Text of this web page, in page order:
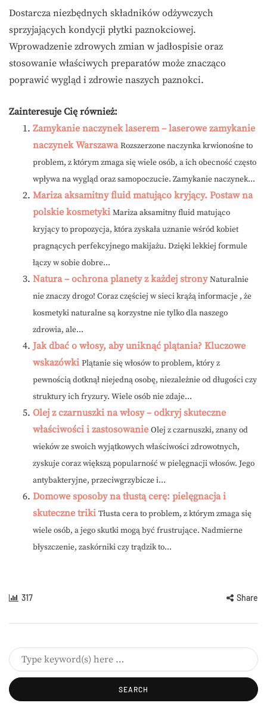
Dostarcza niezbędnych składników odżywczych
sprzyjających kondycji płytki paznokciowej.
Wprowadzenie zdrowych zmian w jadłospisie oraz
stosowanie właściwych preparatów może znacząco
poprawić wygląd i zdrowie naszych paznokci.
Zainteresuje Cię również:
Zamykanie naczynek laserem – laserowe zamykanie
naczynek Warszawa Rozszerzone naczynka krwionośne to
problem, z którym zmaga się wiele osób, a ich obecność często
wpływa na wygląd oraz samopoczucie. Zamykanie naczynek...
Mariza aksamitny fluid matująco kryjący. Postaw na
polskie kosmetyki Mariza aksamitny fluid matująco
kryjący to propozycja, która zyskała uznanie wśród kobiet
pragnących perfekcyjnego makijażu. Dzięki lekkiej formule
łączy w sobie dobre...
Natura – ochrona planety z każdej strony Naturalnie
nie znaczy drogo! Coraz częściej w sieci krążą informacje , że
kosmetyki naturalne są korzystne nie tylko dla naszego
zdrowia, ale...
Jak dbać o włosy, aby uniknąć plątania? Kluczowe
wskazówki Plątanie się włosów to problem, który z
pewnością dotknął niejedną osobę, niezależnie od długości czy
struktury ich fryzury. Wiele osób nie zdaje...
Olej z czarnuszki na włosy – odkryj skuteczne
właściwości i zastosowanie Olej z czarnuszki, znany od
wieków ze swoich wyjątkowych właściwości zdrowotnych,
zyskuje coraz większą popularność w pielęgnacji włosów. Jego
antybakteryjne, przeciwgrzybicze i...
Domowe sposoby na tłustą cerę: pielęgnacja i
skuteczne triki Tłusta cera to problem, z którym zmaga się
wiele osób, a jego skutki mogą być frustrujące. Nadmierne
błyszczenie, zaskórniki czy trądzik to...
317 Share